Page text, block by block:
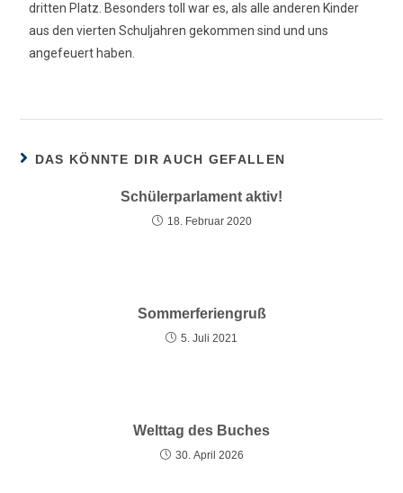
dritten Platz. Besonders toll war es, als alle anderen Kinder
aus den vierten Schuljahren gekommen sind und uns
angefeuert haben.
DAS KÖNNTE DIR AUCH GEFALLEN
Schülerparlament aktiv!
18. Februar 2020
Sommerferiengruß
5. Juli 2021
Welttag des Buches
30. April 2026